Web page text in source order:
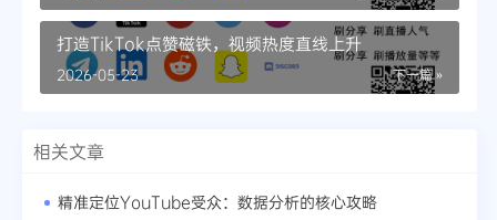
打造TikTok点赞磁铁，视频热度直线上升
下一篇 »
2026-05-23
相关文章
精准定位YouTube受众：数据分析的核心攻略